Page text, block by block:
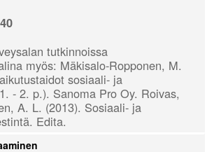
tutkinnoissa
myös: Mäkisalo-Ropponen, M.
sosiaali- ja
- 2. p.). Sanoma Pro Oy. Roivas,
A. L. (2013). Sosiaali- ja
Edita.